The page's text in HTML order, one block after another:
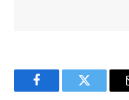
FacebookTwitter